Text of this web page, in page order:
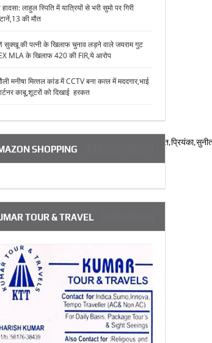
हादसा: लाहुल स्पिति में यात्रियों से भरी सुमो पर गिरी
की मौत
सुक्‍खू की पत्‍नी के खिलाफ चुनाव लड़ने वाले जयराम गुट
MLA के खिलाफ 420 की FIR,ये आरोप
मनीषा मित्‍तल कांड में CCTV बना कत्‍ल में मददगार,भाई
काबू,शूटरों को दिखाई हरकत
SHOPPING
TOUR & TRAVEL